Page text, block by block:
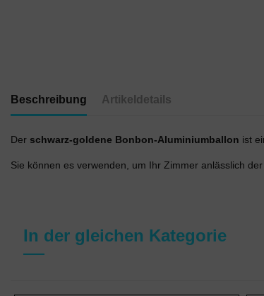
Beschreibung Artikeldetails
Der schwarz-goldene Bonbon-Aluminiumballon ist
Sie können es verwenden, um Ihr Zimmer anlässlich
In der gleichen Kategorie